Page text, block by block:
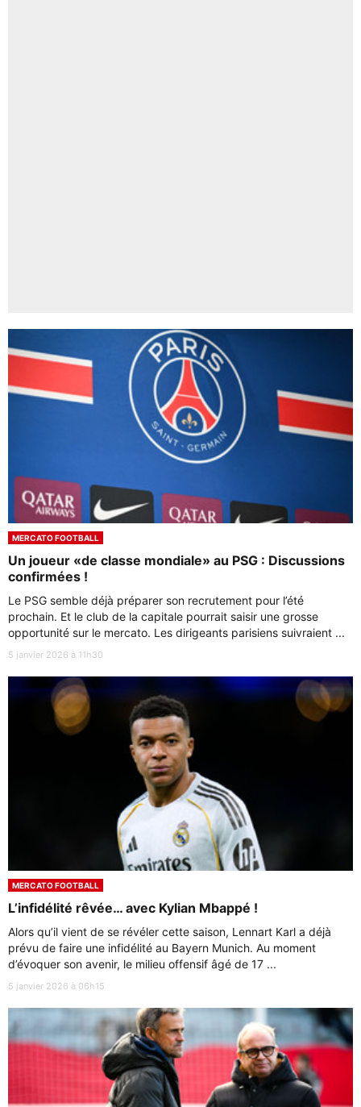
MERCATO FOOTBALL
Un joueur «de classe mondiale» au PSG : Discussions
confirmées !
Le PSG semble déjà préparer son recrutement pour l’été
prochain. Et le club de la capitale pourrait saisir une grosse
opportunité sur le mercato. Les dirigeants parisiens suivraient ...
5 janvier 2026 à 11h30
MERCATO FOOTBALL
L’infidélité rêvée… avec Kylian Mbappé !
Alors qu’il vient de se révéler cette saison, Lennart Karl a déjà
prévu de faire une infidélité au Bayern Munich. Au moment
d’évoquer son avenir, le milieu offensif âgé de 17 ...
5 janvier 2026 à 06h15